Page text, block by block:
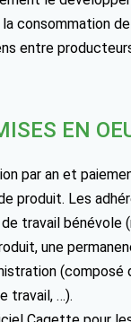
consommation
entre
EN
par an et
produit. Les
travail bénévole
une
(composé
travail, …).